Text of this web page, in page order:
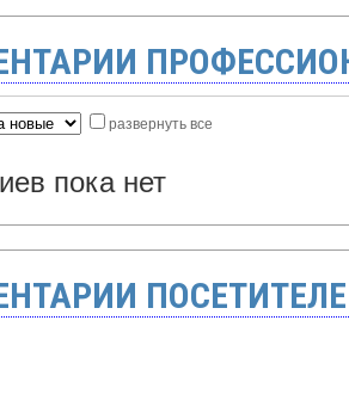
развернуть все
пока нет